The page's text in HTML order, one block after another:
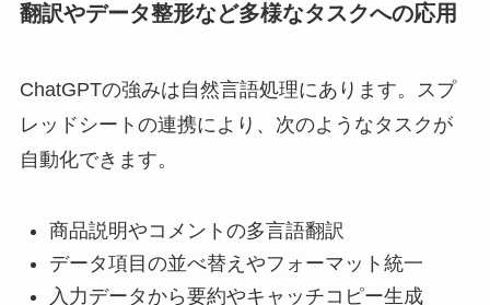
翻訳やデータ整形など多様なタスクへの応用
ChatGPTの強みは自然言語処理にあります。スプ
レッドシートの連携により、次のようなタスクが
自動化できます。
商品説明やコメントの多言語翻訳
データ項目の並べ替えやフォーマット統一
入力データから要約やキャッチコピー生成